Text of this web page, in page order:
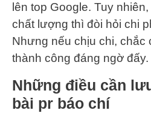
lên top Google. Tuy
chất lượng thì đòi hỏi chi
Nhưng nếu chịu chi, chắc
thành công đáng ngờ đấy.
Những điều cần
bài pr báo chí